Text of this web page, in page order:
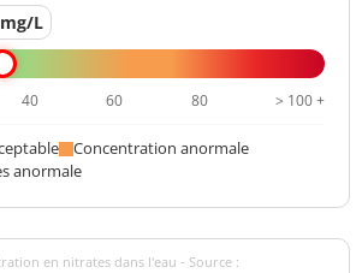
L
40 60 80 > 100 +
Concentration anormale
anormale
en nitrates dans l'eau - Source :